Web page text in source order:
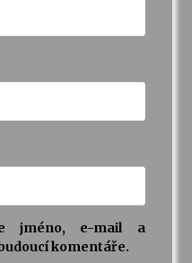
jméno, e-mail a
komentáře.